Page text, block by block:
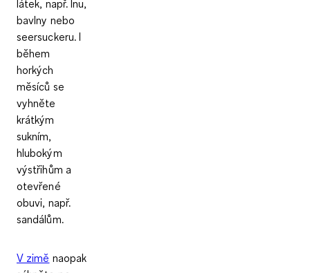
látek, např. lnu,
bavlny nebo
seersuckeru. I
během
horkých
měsíců se
vyhněte
krátkým
sukním,
hlubokým
výstřihům a
otevřené
obuvi, např.
sandálům.
V zimě naopak